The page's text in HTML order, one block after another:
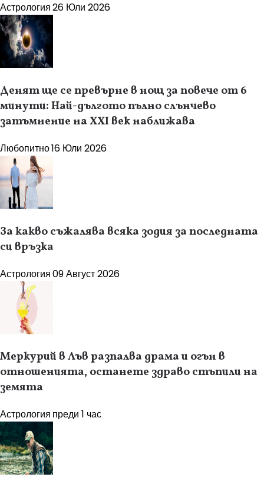
Астрология26 Юли 2026
Денят ще се превърне в нощ за повече от 6
минути: Най-дългото пълно слънчево
затъмнение на XXI век наближава
Любопитно16 Юли 2026
За какво съжалява всяка зодия за последната
си връзка
Астрология09 Август 2026
Меркурий в Лъв разпалва драма и огън в
отношенията, останете здраво стъпили на
земята
Астрология преди 1 час